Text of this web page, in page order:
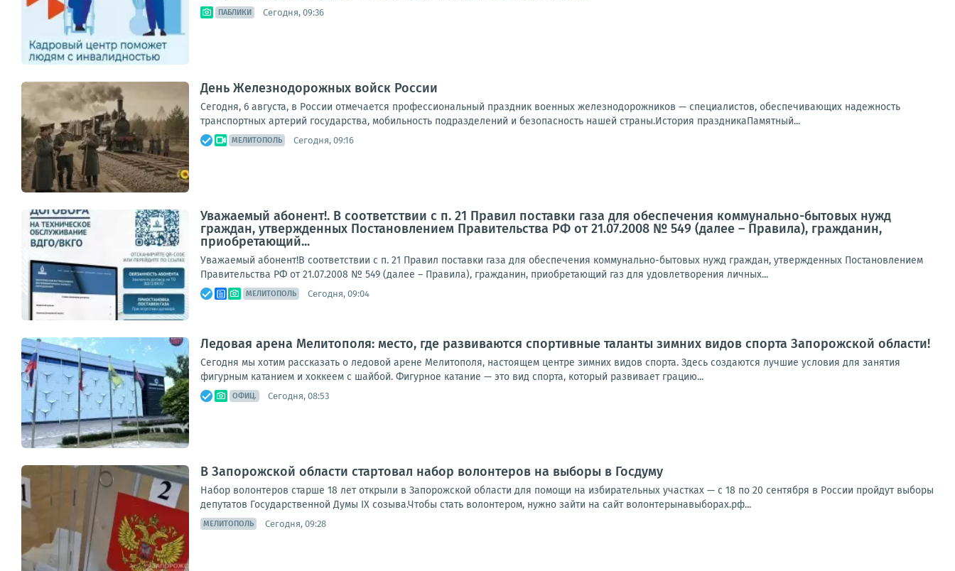
ПАБЛИКИ Сегодня, 09:36
День Железнодорожных войск России
Сегодня, 6 августа, в России отмечается профессиональный праздник военных железнодорожников — специалистов, обеспечивающих надежность
транспортных артерий государства, мобильность подразделений и безопасность нашей страны.История праздникаПамятный...
МЕЛИТОПОЛЬ Сегодня, 09:16
Уважаемый абонент!. В соответствии с п. 21 Правил поставки газа для обеспечения коммунально-бытовых нужд
граждан, утвержденных Постановлением Правительства РФ от 21.07.2008 № 549 (далее – Правила), гражданин,
приобретающий...
Уважаемый абонент!В соответствии с п. 21 Правил поставки газа для обеспечения коммунально-бытовых нужд граждан, утвержденных Постановлением
Правительства РФ от 21.07.2008 № 549 (далее – Правила), гражданин, приобретающий газ для удовлетворения личных...
МЕЛИТОПОЛЬ Сегодня, 09:04
Ледовая арена Мелитополя: место, где развиваются спортивные таланты зимних видов спорта Запорожской области!
Сегодня мы хотим рассказать о ледовой арене Мелитополя, настоящем центре зимних видов спорта. Здесь создаются лучшие условия для занятия
фигурным катанием и хоккеем с шайбой. Фигурное катание — это вид спорта, который развивает грацию...
ОФИЦ. Сегодня, 08:53
В Запорожской области стартовал набор волонтеров на выборы в Госдуму
Набор волонтеров старше 18 лет открыли в Запорожской области для помощи на избирательных участках — с 18 по 20 сентября в России пройдут выборы
депутатов Государственной Думы IX созыва.Чтобы стать волонтером, нужно зайти на сайт волонтерынавыборах.рф...
МЕЛИТОПОЛЬ Сегодня, 09:28